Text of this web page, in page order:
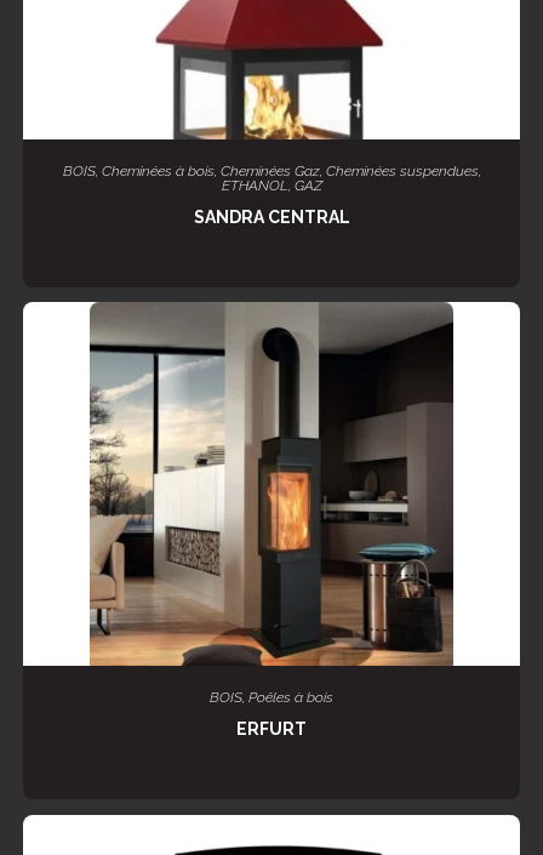
LIRE LA SUITE
BOIS, Cheminées à bois Cheminées Gaz, Cheminées suspendues
ETHANOL
GAZ
SANDRA CENTRAL
LIRE LA SUITE
BOIS, Poêles à bois
ERFURT